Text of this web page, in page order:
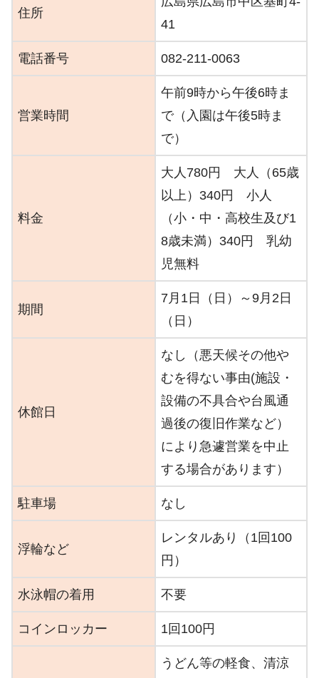
住所
41
電話番号 082-211-0063
営業時間
午前9時から午後6時ま
で（入園は午後5時ま
で）
料金
大人780円 大人（65歳
以上）340円 小人
（小・中・高校生及び1
8歳未満）340円 乳幼
児無料
期間
7月1日（日）～9月2日
（日）
休館日
なし（悪天候その他や
むを得ない事由(施設・
設備の不具合や台風通
過後の復旧作業など）
により急遽営業を中止
する場合があります）
駐車場 なし
浮輪など
レンタルあり（1回100
円）
水泳帽の着用 不要
コインロッカー 1回100円
うどん等の軽食、清涼